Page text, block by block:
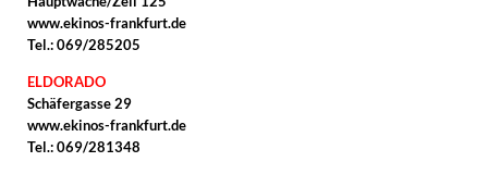
www.ekinos-frankfurt.de
Tel.: 069/285205
ELDORADO
Schäfergasse 29
www.ekinos-frankfurt.de
Tel.: 069/281348